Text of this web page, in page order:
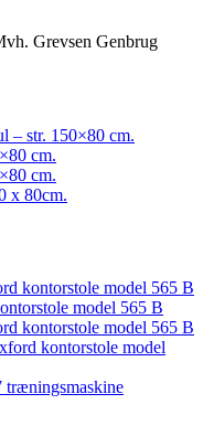
Grevsen Genbrug
– str. 150×80 cm.
cm.
cm.
x 80cm.
kontorstole model 565 B
model 565 B
kontorstole model 565 B
kontorstole model